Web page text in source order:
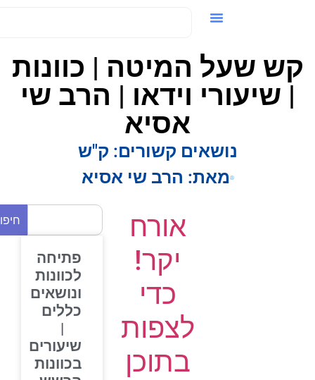
שעל המיטה | כוונות
| שיעורי וידאו | הרב שי
אסיא
נושאים קשורים: ק"ש
מאת:הרב שי אסיא
אורח
יקר!
כדי
לצפות
בתוכן
חיפוש
פתיחה
לכוונות
ונושאים
כללים
שיעורים
בכוונות